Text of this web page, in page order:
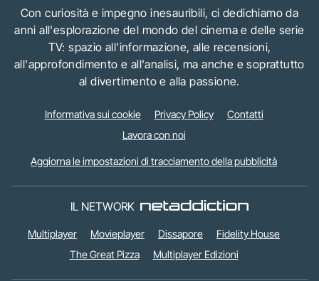
Con curiosità e impegno inesauribili, ci dedichiamo da
anni all'esplorazione del mondo del cinema e delle serie
TV: spazio all'informazione, alle recensioni,
all'approfondimento e all'analisi, ma anche e soprattutto
al divertimento e alla passione.
Informativa sui cookie Privacy Policy
Contatti
Lavora con noi
Aggiorna le impostazioni di tracciamento della pubblicità
IL NETWORK
Multiplayer Movieplayer Dissapore
Fidelity House
The Great Pizza
Multiplayer Edizioni